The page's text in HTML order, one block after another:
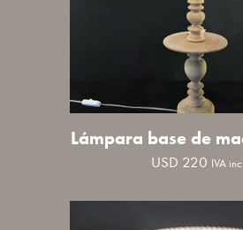
Lámpara base de
USD 220 IVA inc.